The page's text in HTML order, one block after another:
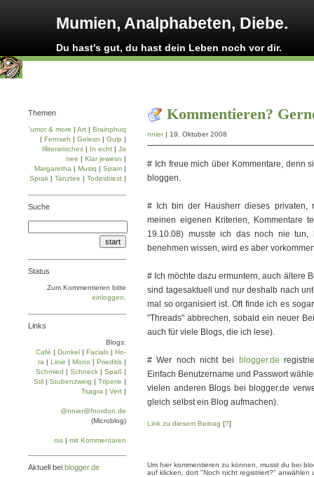
Mumien, Analphabeten, Diebe.
Du hast's gut, du hast dein Leben noch vor dir.
Kommentieren?
nnier| 19. Oktober 2008
# Ich freue mich über Kommentare, denn
bloggen.
# Ich bin der Hausherr dieses privaten,
meinen eigenen Kriterien, Kommentare
19.10.08) musste ich das noch nie
benehmen wissen, wird es aber
# Ich möchte dazu ermuntern, auch ältere
sind tagesaktuell und nur deshalb nach
mal so organisiert ist. Oft finde ich es
"Threads" abbrechen, sobald ein neuer
auch für viele Blogs, die ich lese).
# Wer noch nicht bei blogger.de
Einfach Benutzername und Passwort
vielen anderen Blogs bei blogger.de
gleich selbst ein Blog aufmachen).
Link zu diesem Beitrag [?]
Um hier kommentieren zu können, musst du bei
auf klicken, dort "Noch nicht registriert?"
Themen
'umor & more | Art | Brainphuq
| Fernseh | Gelesn | Gulp |
Illiterarisches | In echt | Ja
nee | Klar jewesn |
Margaretha | Musiq | Spam |
Sprak | Tanztee | Todesbiest |
Suche
Status
Zum Kommentieren bitte
einloggen
Links
Blogs:
Café | Dun­kel | Facials | Ho­
ra | Linie | Mo­no | Prie­di­tis |
Schmied | Schneck | Spaß |
Stil | Stu­ben­zweig | Tri­pe­rie |
Tsa­gra | Vert |
@nnier@fnordon.de
(Microblog)
rss | mit Kommentaren
Aktuell bei blogger.de